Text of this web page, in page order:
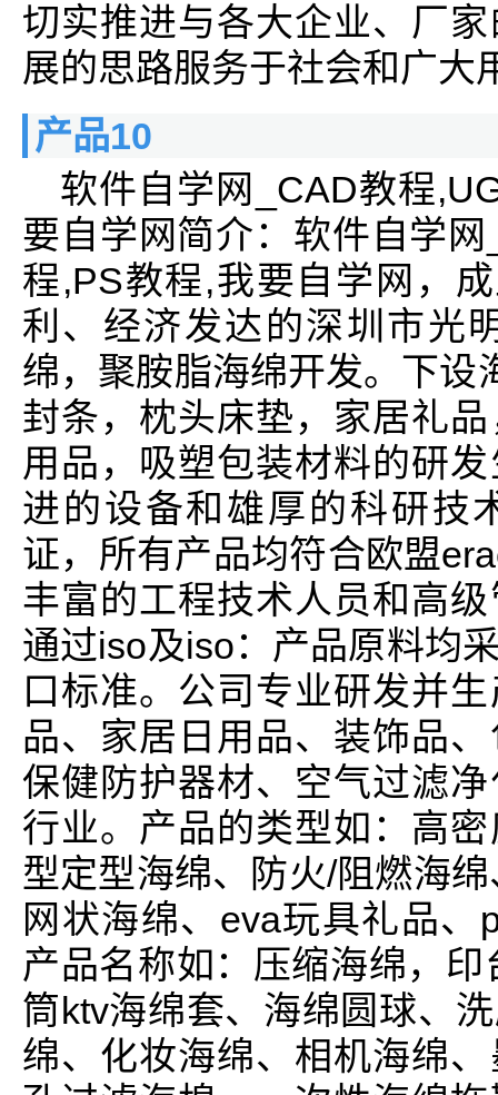
切实推进与各大企业、厂
展的思路服务于社会和广大
产品10
软件自学网_CAD教程
要自学网简介：软件自学
程,PS教程,我要自学网，
利、经济发达的深圳市光
绵，聚胺脂海绵开发。下设
封条，枕头床垫，家居礼
用品，吸塑包装材料的研
进的设备和雄厚的科研技
证，所有产品均符合欧盟
丰富的工程技术人员和高
通过iso及iso：产品原料均
口标准。公司专业研发并
品、家居日用品、装饰品
保健防护器材、空气过滤
行业。产品的类型如：高
型定型海绵、防火/阻燃海
网状海绵、eva玩具礼品
产品名称如：压缩海绵，
筒ktv海绵套、海绵圆球、
绵、化妆海绵、相机海绵